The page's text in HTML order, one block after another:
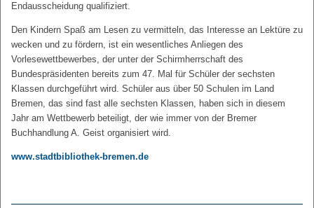
Endausscheidung qualifiziert.
Den Kindern Spaß am Lesen zu vermitteln, das Interesse an Lektüre zu
wecken und zu fördern, ist ein wesentliches Anliegen des
Vorlesewettbewerbes, der unter der Schirmherrschaft des
Bundespräsidenten bereits zum 47. Mal für Schüler der sechsten
Klassen durchgeführt wird. Schüler aus über 50 Schulen im Land
Bremen, das sind fast alle sechsten Klassen, haben sich in diesem
Jahr am Wettbewerb beteiligt, der wie immer von der Bremer
Buchhandlung A. Geist organisiert wird.
www.stadtbibliothek-bremen.de